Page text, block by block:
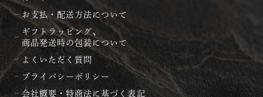
お支払・配送方法について
ギフトラッピング、
商品発送時の包装について
よくいただく質問
プライバシーポリシー
会社概要・特商法に基づく表記